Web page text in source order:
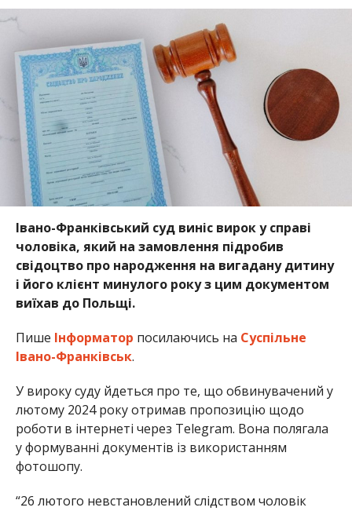
Івано-Франківський суд виніс вирок у справі
чоловіка, який на замовлення підробив
свідоцтво про народження на вигадану дитину
і його клієнт минулого року з цим документом
виїхав до Польщі.
Пише Інформатор посилаючись на Суспільне
Івано-Франківськ.
У вироку суду йдеться про те, що обвинувачений у
лютому 2024 року отримав пропозицію щодо
роботи в інтернеті через Telegram. Вона полягала
у формуванні документів із використанням
фотошопу.
“26 лютого невстановлений слідством чоловік